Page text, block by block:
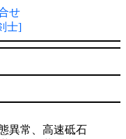
せ
士]
異常、高速砥石